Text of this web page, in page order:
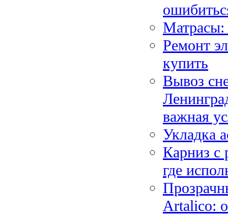
Матрасы:
Ремонт
купить
Вывоз
важная
Укладка
Карниз с
где
Artalico: